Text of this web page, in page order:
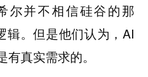
尔并不相信硅谷的那
辑。但是他们认为，AI
真实需求的。